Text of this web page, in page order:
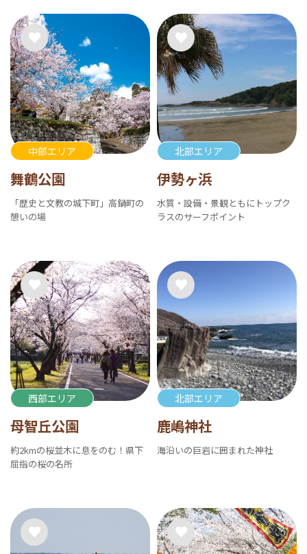
中部エリア
舞鶴公園
「歴史と文教の城下町」高鍋町の
憩いの場
北部エリア
伊勢ヶ浜
水質・設備・景観ともにトップク
ラスのサーフポイント
西部エリア
母智丘公園
約2kmの桜並木に息をのむ！県下
屈指の桜の名所
北部エリア
鹿嶋神社
海沿いの巨岩に囲まれた神社